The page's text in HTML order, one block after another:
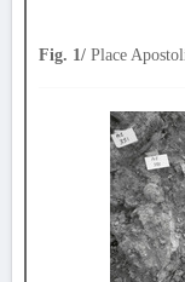
Fig. 1/ Place